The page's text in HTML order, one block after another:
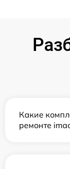
Какие
ремонте